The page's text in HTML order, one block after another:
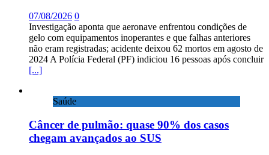
07/08/2026 0
Investigação aponta que aeronave enfrentou condições de
gelo com equipamentos inoperantes e que falhas anteriores
não eram registradas; acidente deixou 62 mortos em agosto de
2024 A Polícia Federal (PF) indiciou 16 pessoas após concluir
[...]
Saúde
Câncer de pulmão: quase 90% dos casos
chegam avançados ao SUS